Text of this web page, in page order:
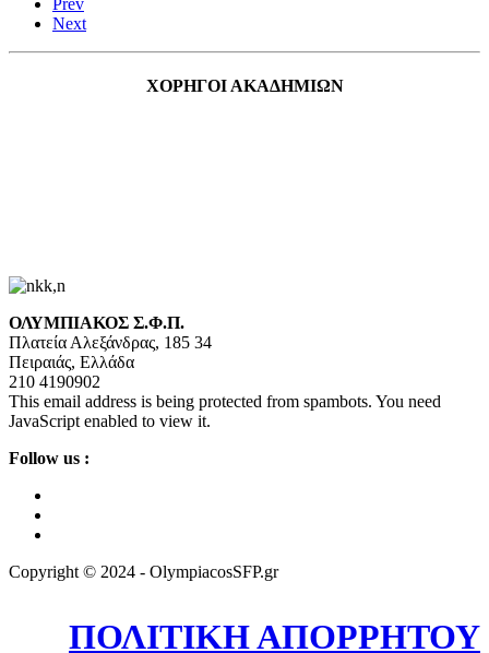
Next
ΧΟΡΗΓΟΙ ΑΚΑΔΗΜΙΩΝ
ΟΛΥΜΠΙΑΚΟΣ Σ.Φ.Π.
Πλατεία Αλεξάνδρας, 185 34
Πειραιάς, Ελλάδα
210 4190902
This email address is being protected from spambots. You need
JavaScript enabled to view it.
Follow us :
Copyright © 2024 - OlympiacosSFP.gr
ΠΟΛΙΤΙΚΗ ΑΠΟΡΡΗΤΟΥ